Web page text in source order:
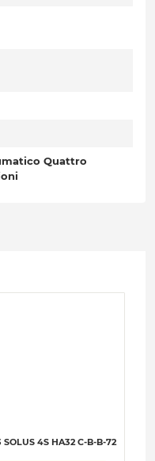
Quattro
4S HA32 C-B-B-72